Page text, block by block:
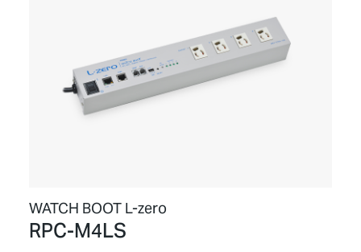
WATCH BOOT L-zero
RPC-M4LS